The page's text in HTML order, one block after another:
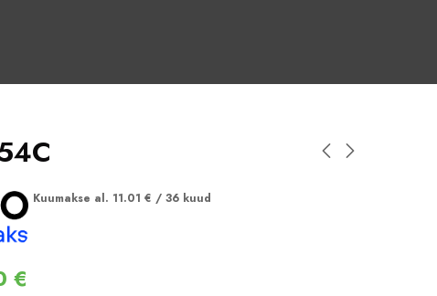
Kuumakse al. 11.01 € / 36 kuud
€